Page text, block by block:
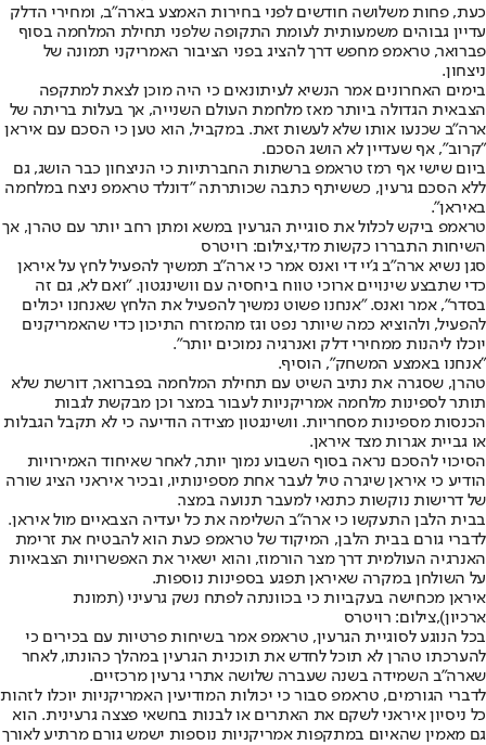
כעת, פחות משלושה חודשים לפני בחירות האמצע בארה"ב, ומחירי הדלק
עדיין גבוהים משמעותית לעומת התקופה שלפני תחילת המלחמה בסוף
פברואר, טראמפ מחפש דרך להציג בפני הציבור האמריקני תמונה של
ניצחון.
בימים האחרונים אמר הנשיא לעיתונאים כי היה מוכן לצאת למתקפה
הצבאית הגדולה ביותר מאז מלחמת העולם השנייה, אך בעלות בריתה של
ארה"ב שכנעו אותו שלא לעשות זאת. במקביל, הוא טען כי הסכם עם איראן
"קרוב", אף שעדיין לא הושג הסכם.
ביום שישי אף רמז טראמפ ברשתות החברתיות כי הניצחון כבר הושג, גם
ללא הסכם גרעין, כששיתף כתבה שכותרתה "דונלד טראמפ ניצח במלחמה
באיראן".
טראמפ ביקש לכלול את סוגיית הגרעין במשא ומתן רחב יותר עם טהרן, אך
השיחות התבררו כקשות מדי,צילום: רויטרס
סגן נשיא ארה"ב ג'יי די ואנס אמר כי ארה"ב תמשיך להפעיל לחץ על איראן
כדי שתבצע שינויים ארוכי טווח ביחסיה עם וושינגטון. "ואם לא, גם זה
בסדר", אמר ואנס. "אנחנו פשוט נמשיך להפעיל את הלחץ שאנחנו יכולים
להפעיל, ולהוציא כמה שיותר נפט וגז מהמזרח התיכון כדי שהאמריקנים
יוכלו ליהנות ממחירי דלק ואנרגיה נמוכים יותר".
"אנחנו באמצע המשחק", הוסיף.
טהרן, שסגרה את נתיב השיט עם תחילת המלחמה בפברואר, דורשת שלא
תותר לספינות מלחמה אמריקניות לעבור במצר וכן מבקשת לגבות
הכנסות מספינות מסחריות. וושינגטון מצידה הודיעה כי לא תקבל הגבלות
או גביית אגרות מצד איראן.
הסיכוי להסכם נראה בסוף השבוע נמוך יותר, לאחר שאיחוד האמירויות
הודיע כי איראן שיגרה טיל לעבר אחת מספינותיו, ובכיר איראני הציג שורה
של דרישות נוקשות כתנאי למעבר תנועה במצר.
בבית הלבן התעקשו כי ארה"ב השלימה את כל יעדיה הצבאיים מול איראן.
לדברי גורם בבית הלבן, המיקוד של טראמפ כעת הוא להבטיח את זרימת
האנרגיה העולמית דרך מצר הורמוז, והוא ישאיר את האפשרויות הצבאיות
על השולחן במקרה שאיראן תפגע בספינות נוספות.
איראן מכחישה בעקביות כי בכוונתה לפתח נשק גרעיני (תמונת
ארכיון),צילום: רויטרס
בכל הנוגע לסוגיית הגרעין, טראמפ אמר בשיחות פרטיות עם בכירים כי
להערכתו טהרן לא תוכל לחדש את תוכנית הגרעין במהלך כהונתו, לאחר
שארה"ב השמידה בשנה שעברה שלושה אתרי גרעין מרכזיים.
לדברי הגורמים, טראמפ סבור כי יכולות המודיעין האמריקניות יוכלו לזהות
כל ניסיון איראני לשקם את האתרים או לבנות בחשאי פצצה גרעינית. הוא
גם מאמין שהאיום במתקפות אמריקניות נוספות ישמש גורם מרתיע לאורך